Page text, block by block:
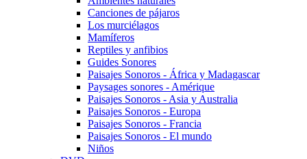
Canciones de pájaros
Los murciélagos
Mamíferos
Reptiles y anfibios
Guides Sonores
Paisajes Sonoros - África y Madagascar
Paysages sonores - Amérique
Paisajes Sonoros - Asia y Australia
Paisajes Sonoros - Europa
Paisajes Sonoros - Francia
Paisajes Sonoros - El mundo
Niños